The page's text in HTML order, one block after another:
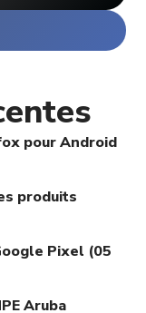
pour Android
produits
Pixel (05
Aruba